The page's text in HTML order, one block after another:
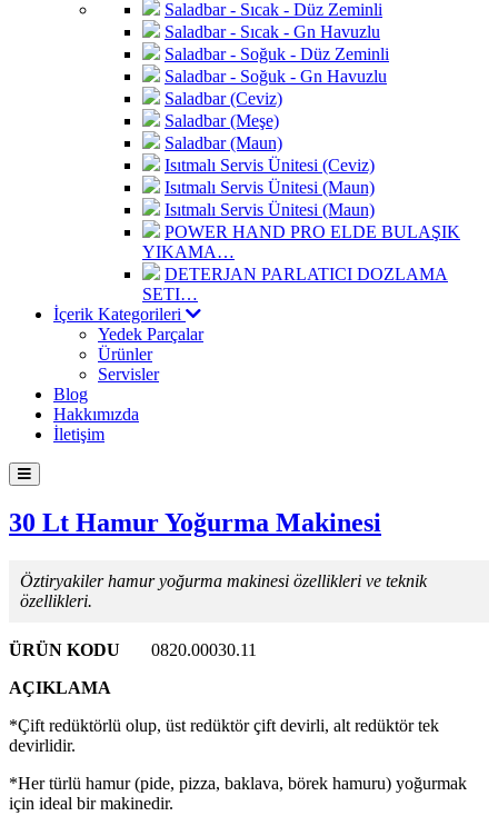
Saladbar - Sıcak - Düz Zeminli
Saladbar - Sıcak - Gn Havuzlu
Saladbar - Soğuk - Düz Zeminli
Saladbar - Soğuk - Gn Havuzlu
Saladbar (Ceviz)
Saladbar (Meşe)
Saladbar (Maun)
Isıtmalı Servis Ünitesi (Ceviz)
Isıtmalı Servis Ünitesi (Maun)
Isıtmalı Servis Ünitesi (Maun)
POWER HAND PRO ELDE BULAŞIK
YIKAMA…
DETERJAN PARLATICI DOZLAMA
SETI…
İçerik Kategorileri
Yedek Parçalar
Ürünler
Servisler
Blog
Hakkımızda
İletişim
30 Lt Hamur Yoğurma Makinesi
Öztiryakiler hamur yoğurma makinesi özellikleri ve teknik
özellikleri.
ÜRÜN KODU
0820.00030.11
AÇIKLAMA
*Çift redüktörlü olup, üst redüktör çift devirli, alt redüktör tek
devirlidir.
*Her türlü hamur (pide, pizza, baklava, börek hamuru) yoğurmak
için ideal bir makinedir.